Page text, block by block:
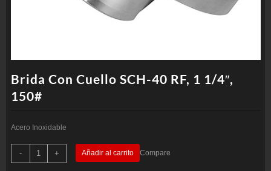
Brida Con Cuello SCH-40 RF, 1 1/4″,
150#
Acero Inoxidable
-
Brida
Con
Cuello
+ Añadir al carrito Compare